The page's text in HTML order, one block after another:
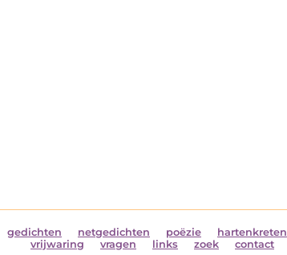
gedichten netgedichten poëzie hartenkreten
vrijwaring
vragen links zoek contact